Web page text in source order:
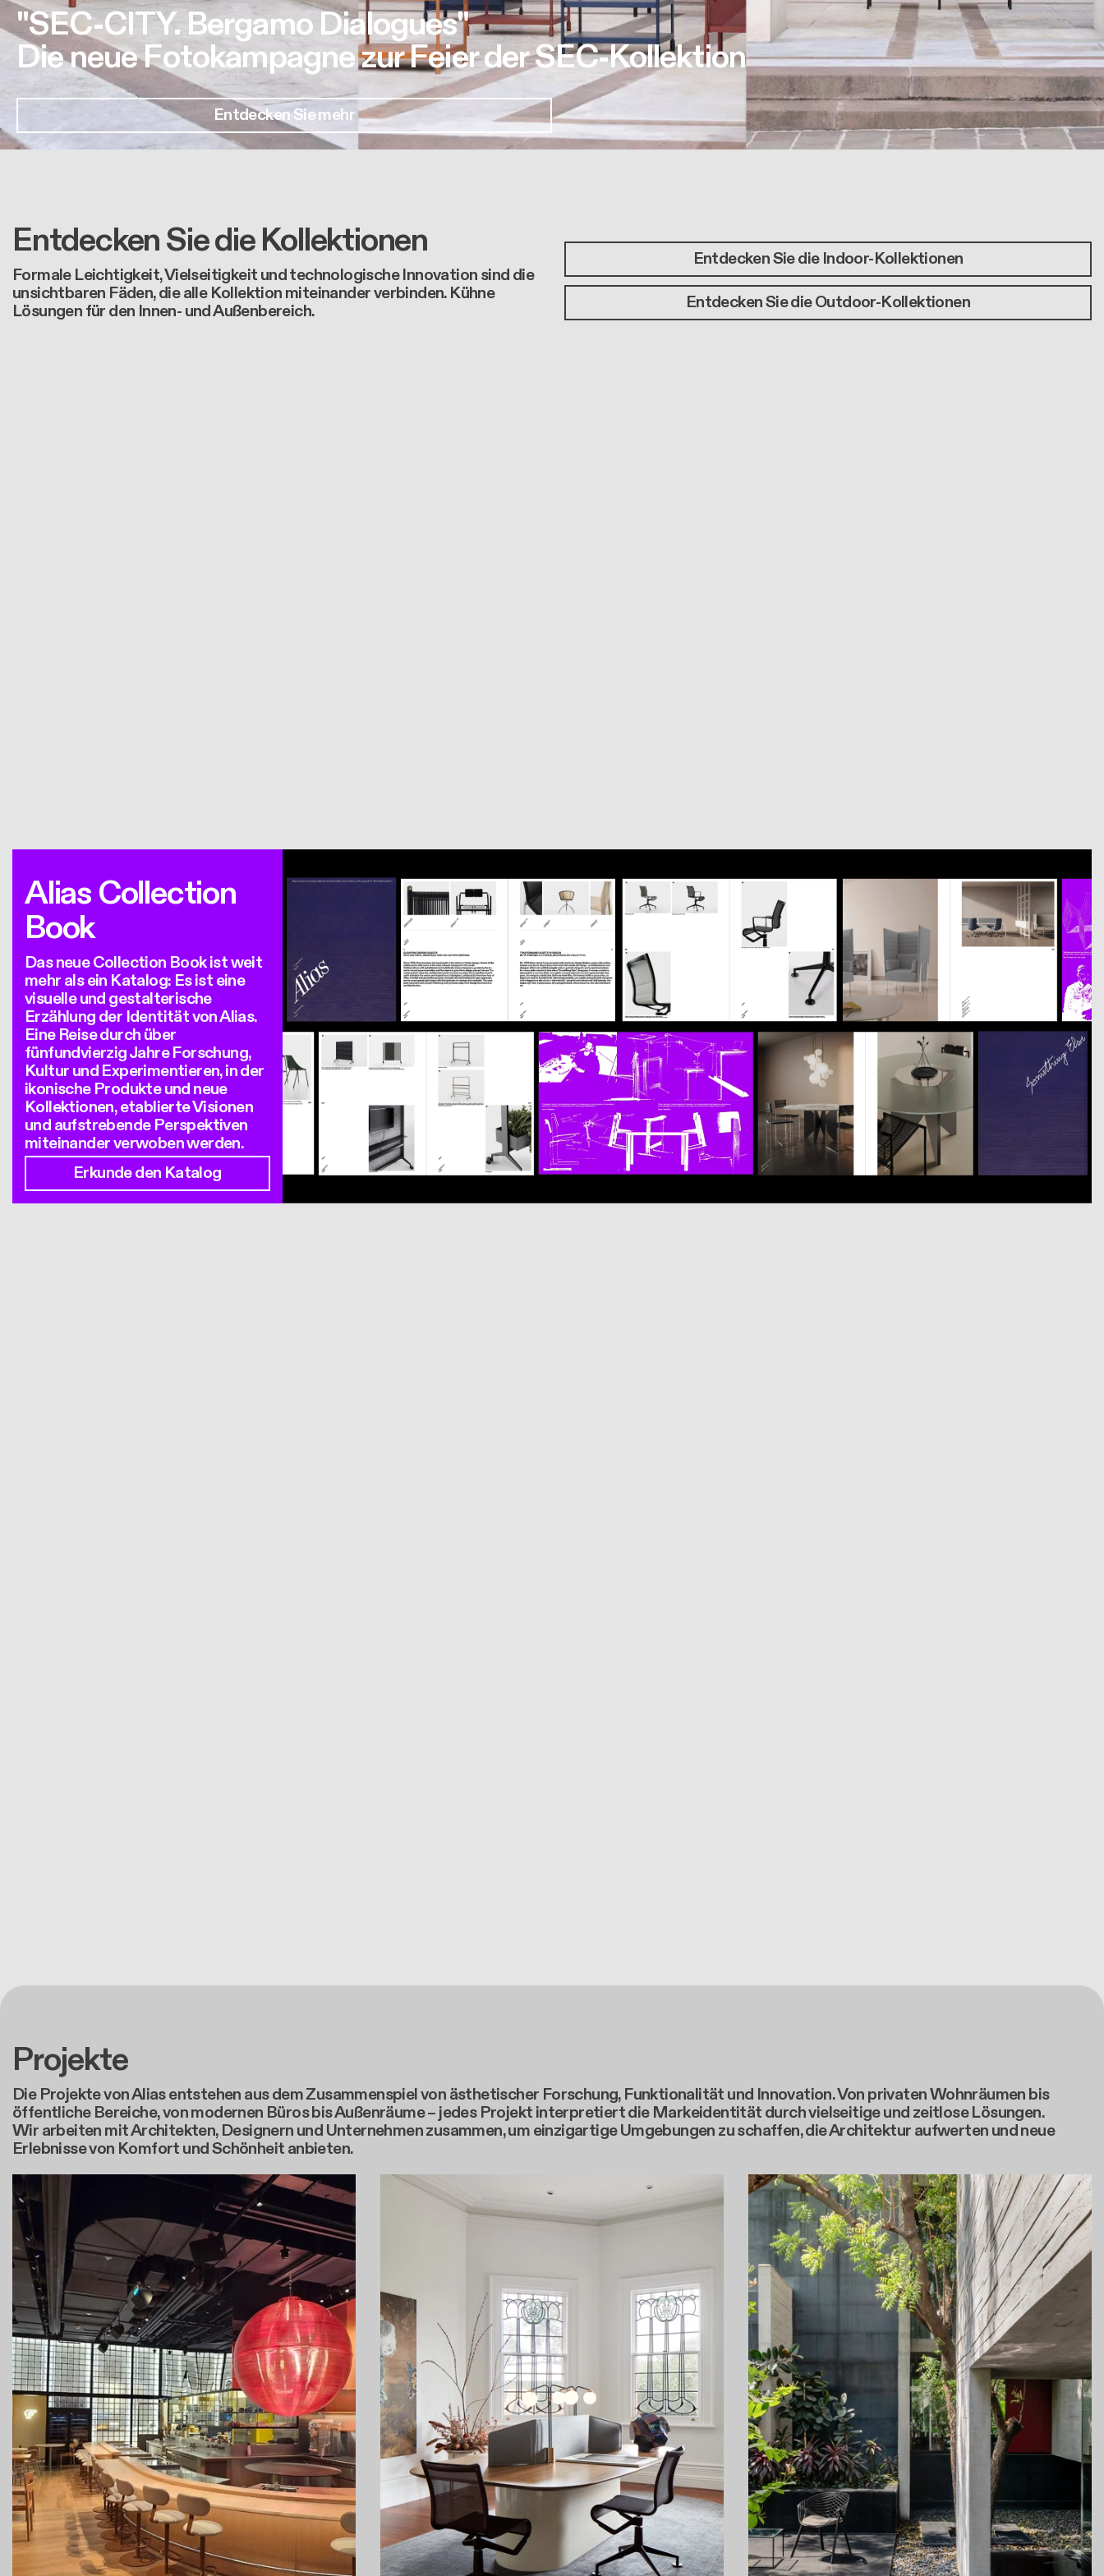
"SEC-CITY. Bergamo Dialogues"
Die neue Fotokampagne zur Feier der SEC-Kollektion
Entdecken Sie mehr
Entdecken Sie die Kollektionen
Formale Leichtigkeit, Vielseitigkeit und technologische Innovation sind die
unsichtbaren Fäden, die alle Kollektion miteinander verbinden. Kühne
Lösungen für den Innen- und Außenbereich.
Entdecken Sie die Indoor-Kollektionen
Entdecken Sie die Outdoor-Kollektionen
Alias Collection
Book
Das neue Collection Book ist weit
mehr als ein Katalog: Es ist eine
visuelle und gestalterische
Erzählung der Identität von Alias.
Eine Reise durch über
fünfundvierzig Jahre Forschung,
Kultur und Experimentieren, in der
ikonische Produkte und neue
Kollektionen, etablierte Visionen
und aufstrebende Perspektiven
miteinander verwoben werden.
Erkunde den Katalog
Projekte
Die Projekte von Alias entstehen aus dem Zusammenspiel von ästhetischer Forschung, Funktionalität und Innovation. Von privaten Wohnräumen bis
öffentliche Bereiche, von modernen Büros bis Außenräume – jedes Projekt interpretiert die Markeidentität durch vielseitige und zeitlose Lösungen.
Wir arbeiten mit Architekten, Designern und Unternehmen zusammen, um einzigartige Umgebungen zu schaffen, die Architektur aufwerten und neue
Erlebnisse von Komfort und Schönheit anbieten.